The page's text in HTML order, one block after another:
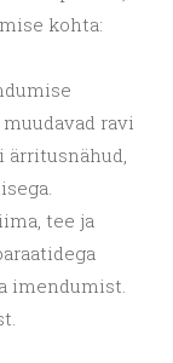
kohta:
ravi
ärritusnähud,
tee ja
imendumist.